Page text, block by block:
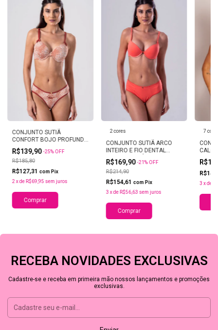
CONJUNTO SUTIÃ
CONFORT BOJO PROFUNDO
E FIO DENTAL EMBUTIDO
ÍRIS
R$139,90-25%OFF
R$185,80
R$127,31 com Pix
2xde R$69,95 sem juros
Comprar
2 cores
CONJUNTO SUTIÃ ARCO
INTEIRO E FIO DENTAL
DUPLO HORTÊNCIA
R$169,90-21%OFF
R$214,90
R$154,61 com Pix
3 xde R$56,63 sem juros
Comprar
7
3 xde
RECEBA NOVIDADES EXCLUSIVAS
Cadastre-se e receba em primeira mão nossos lançamentos e promoções
exclusivas.